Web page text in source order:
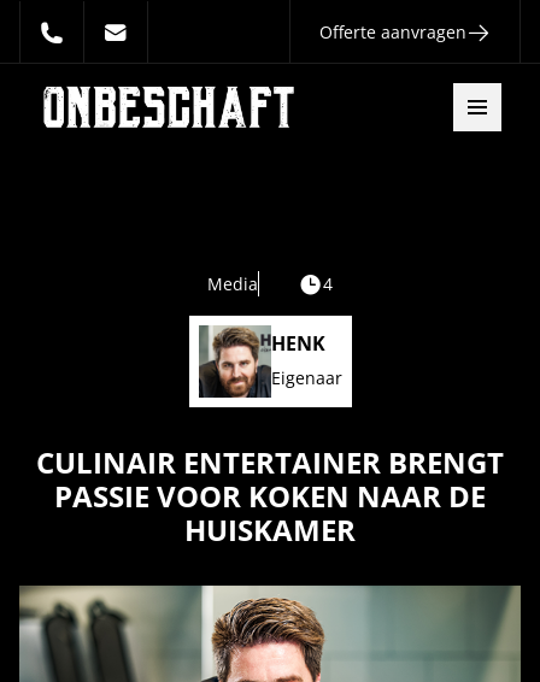
Offerte aanvragen
Media 4
HENK
Eigenaar
CULINAIR ENTERTAINER BRENGT
PASSIE VOOR KOKEN NAAR DE
HUISKAMER